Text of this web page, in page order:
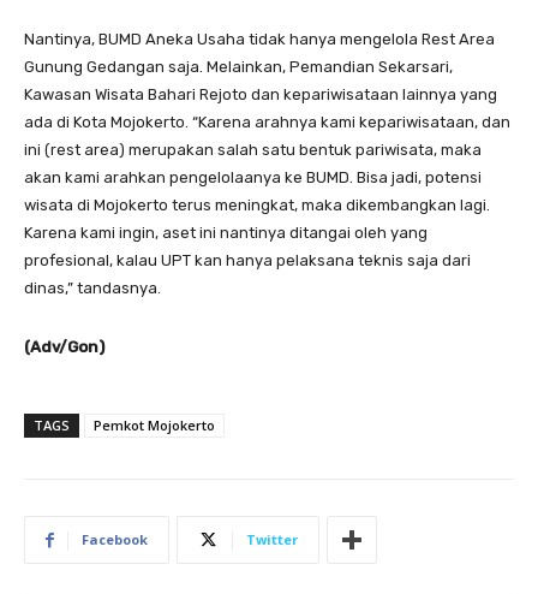
Nantinya, BUMD Aneka Usaha tidak hanya mengelola Rest Area
Gunung Gedangan saja. Melainkan, Pemandian Sekarsari,
Kawasan Wisata Bahari Rejoto dan kepariwisataan lainnya yang
ada di Kota Mojokerto. “Karena arahnya kami kepariwisataan, dan
ini (rest area) merupakan salah satu bentuk pariwisata, maka
akan kami arahkan pengelolaanya ke BUMD. Bisa jadi, potensi
wisata di Mojokerto terus meningkat, maka dikembangkan lagi.
Karena kami ingin, aset ini nantinya ditangai oleh yang
profesional, kalau UPT kan hanya pelaksana teknis saja dari
dinas,” tandasnya.
(Adv/Gon)
TAGS Pemkot Mojokerto
Facebook Twitter